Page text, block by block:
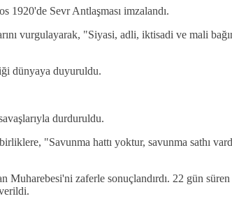
1920'de Sevr Antlaşması imzalandı.
vurgulayarak, "Siyasi, adli, iktisadi ve mali
dünyaya duyuruldu.
durduruldu.
"Savunma hattı yoktur, savunma sathı
zaferle sonuçlandırdı. 22 gün süren